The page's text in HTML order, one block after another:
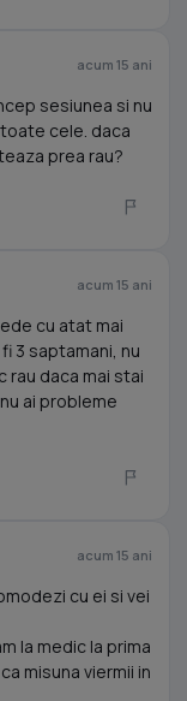
acum 15 ani
sesiunea si nu
cele. daca
prea rau?
acum 15 ani
cu atat mai
3 saptamani, nu
rau daca mai stai
ai probleme
acum 15 ani
cu ei si vei
la medic la prima
misuna viermii in